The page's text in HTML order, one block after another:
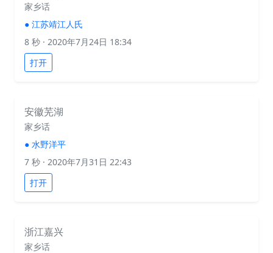
家乡话
● 江苏靖江人氏
8 秒 · 2020年7月24日 18:34
打开
安徽芜湖
家乡话
● 水野洋平
7 秒 · 2020年7月31日 22:43
打开
浙江嘉兴
家乡话